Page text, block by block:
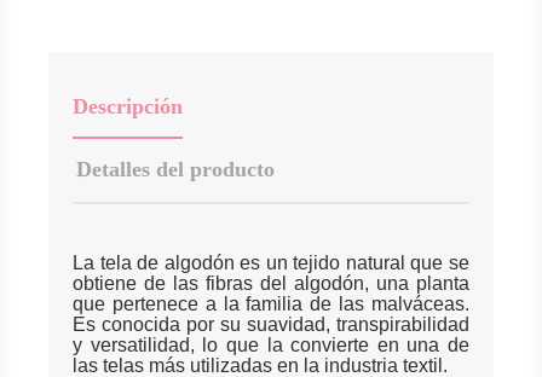
Descripción
Detalles del producto
La tela de algodón es un tejido natural que se
obtiene de las fibras del algodón, una planta
que pertenece a la familia de las malváceas.
Es conocida por su suavidad, transpirabilidad
y versatilidad, lo que la convierte en una de
las telas más utilizadas en la industria textil.